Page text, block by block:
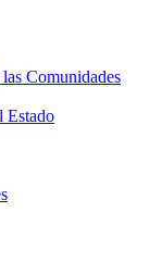
Comunidades
Estado